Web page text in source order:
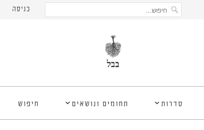
כניסה
סדרות תחומים ונושאים חיפוש